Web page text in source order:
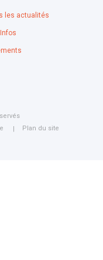
les actualités
Plan du site